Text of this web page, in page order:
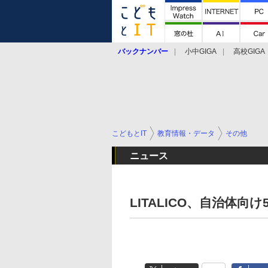
バックナンバー 小中GIGA 高校GIGA
こどもとIT 教育情報・データ その他
ニュース
LITALICO、自治体向